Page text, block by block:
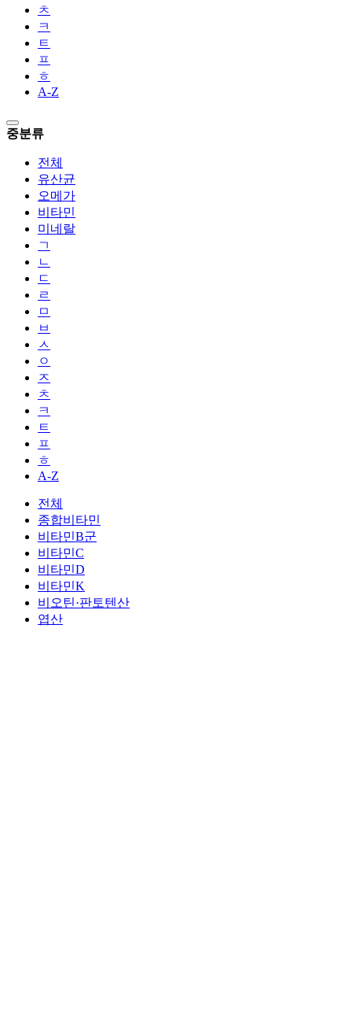
ㅊ
ㅋ
ㅌ
ㅍ
ㅎ
A-Z
중분류
전체
유산균
오메가
비타민
미네랄
ㄱ
ㄴ
ㄷ
ㄹ
ㅁ
ㅂ
ㅅ
ㅇ
ㅈ
ㅊ
ㅋ
ㅌ
ㅍ
ㅎ
A-Z
전체
종합비타민
비타민B군
비타민C
비타민D
비타민K
비오틴·판토텐산
엽산